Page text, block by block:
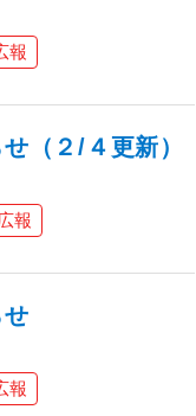
報
（２/４更新）
報
報